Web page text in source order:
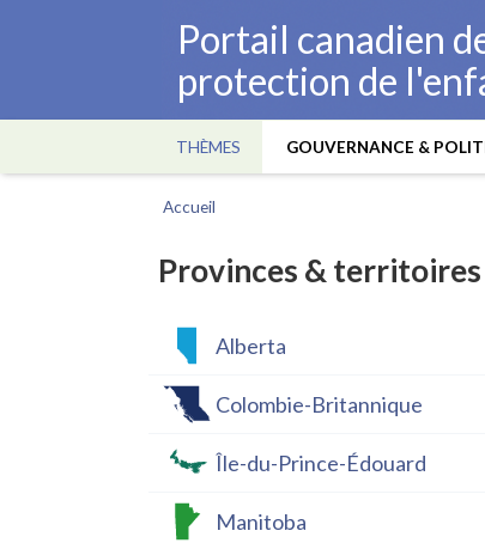
Portail canadien
protection de
Main
navigation
THÈMES GOUVERNANCE &
d'Ariane
Accueil
Provinces & territoires
Alberta
Colombie-Britannique
Île-du-Prince-Édouard
Manitoba